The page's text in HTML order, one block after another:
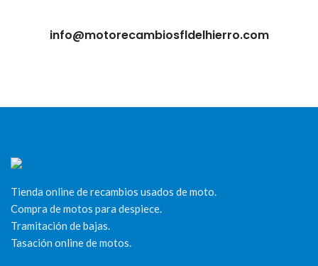
info@motorecambiosfldelhierro.com
Tienda online de recambios usados de moto.
Compra de motos para despiece.
Tramitación de bajas.
Tasación online de motos.